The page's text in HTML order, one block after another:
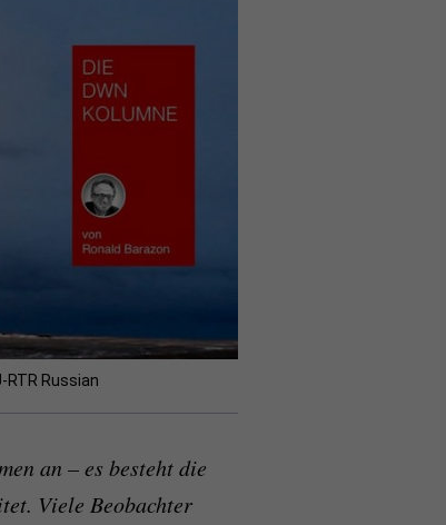
Russian
an – es besteht die
Viele Beobachter